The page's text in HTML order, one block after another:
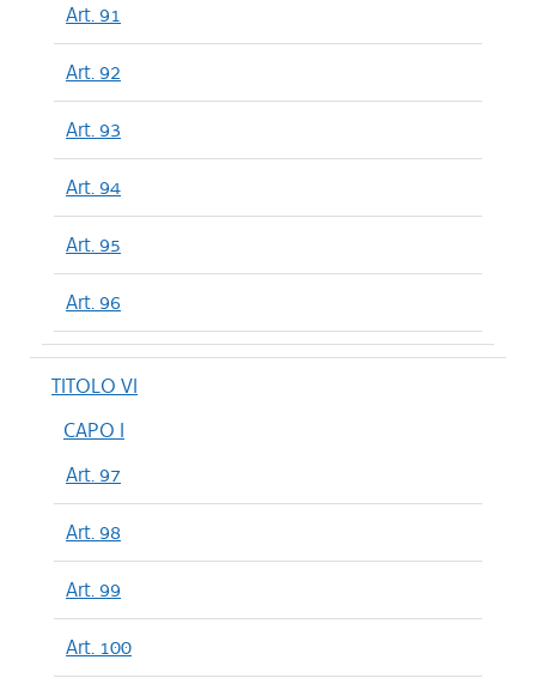
Art. 91
Art. 92
Art. 93
Art. 94
Art. 95
Art. 96
TITOLO VI
CAPO I
Art. 97
Art. 98
Art. 99
Art. 100